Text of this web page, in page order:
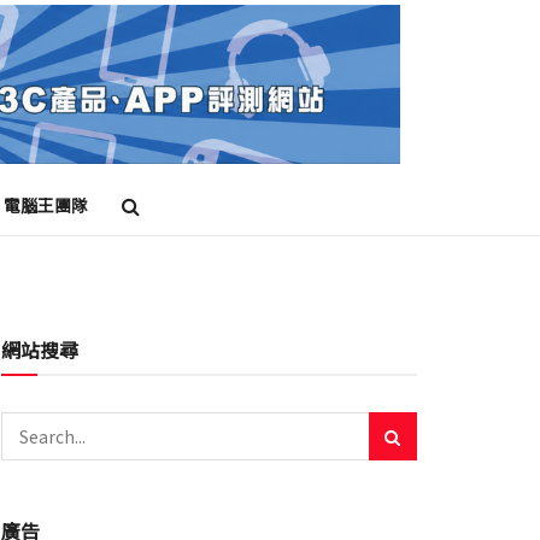
電腦王團隊
網站搜尋
廣告